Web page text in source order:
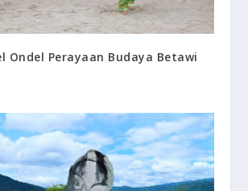
Ondel Perayaan Budaya Betawi